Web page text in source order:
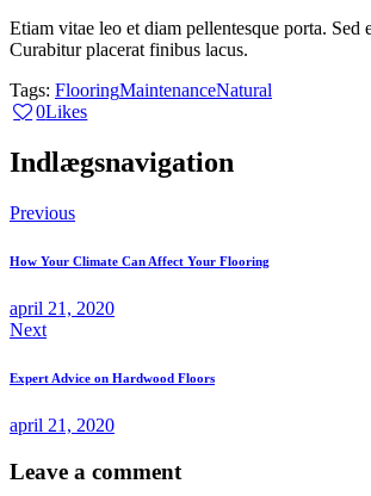
Etiam vitae leo et diam pellentesque porta.
Curabitur placerat finibus lacus.
Tags: FlooringMaintenanceNatural
0Likes
Indlægsnavigation
Previous
How Your Climate Can Affect Your Flooring
april 21, 2020
Next
Expert Advice on Hardwood Floors
april 21, 2020
Leave a comment